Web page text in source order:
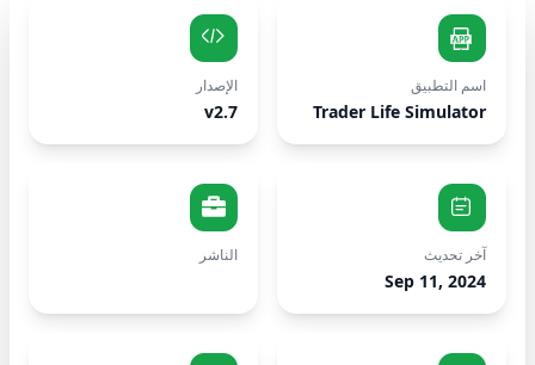
اسم التطبيق
Trader Life Simulator
الإصدار
v2.7
آخر تحديث
Sep 11, 2024
الناشر